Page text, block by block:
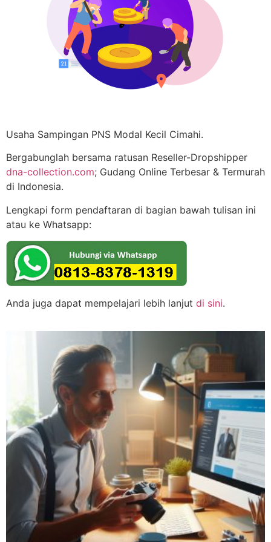
Usaha Sampingan PNS Modal Kecil Cimahi.
Bergabunglah bersama ratusan Reseller-Dropshipper
dna-collection.com; Gudang Online Terbesar & Termurah
di Indonesia.
Lengkapi form pendaftaran di bagian bawah tulisan ini
atau ke Whatsapp:
Anda juga dapat mempelajari lebih lanjut di sini.